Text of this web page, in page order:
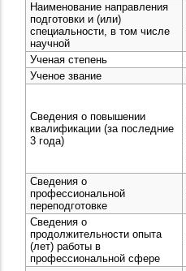
Наименование направления
подготовки и (или)
специальности, в том числе
научной
Ученая степень
Ученое звание
Сведения о повышении
квалификации (за последние
3 года)
Сведения о
профессиональной
переподготовке
Сведения о
продолжительности опыта
(лет) работы в
профессиональной сфере